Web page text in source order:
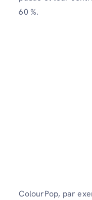
60 %.
ColourPop, par